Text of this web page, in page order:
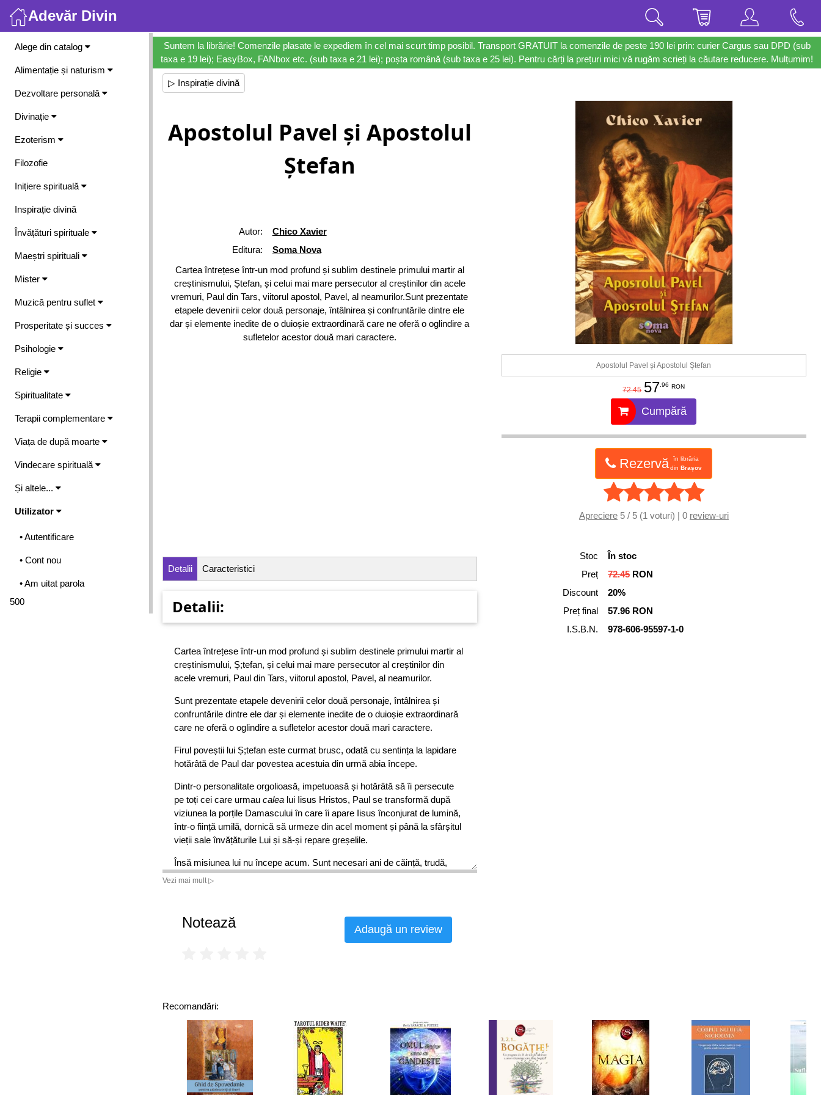
Adevăr Divin
Meniu
Alege din catalog
Alimentație și naturism
Dezvoltare personală
Divinație
Ezoterism
Filozofie
Inițiere spirituală
Inspirație divină
Învățături spirituale
Maeștri spirituali
Mister
Muzică pentru suflet
Prosperitate și succes
Psihologie
Religie
Spiritualitate
Terapii complementare
Viața de după moarte
Vindecare spirituală
Și altele...
Utilizator
• Autentificare
• Cont nou
• Am uitat parola
500
Suntem la librărie! Comenzile plasate le expediem în cel mai scurt timp posibil. Transport GRATUIT la comenzile de peste 190 lei prin: curier Cargus sau DPD (sub
taxa e 19 lei); EasyBox, FANbox etc. (sub taxa e 21 lei); poșta română (sub taxa e 25 lei). Pentru cărți la prețuri mici vă rugăm scrieți la căutare reducere. Mulțumim!
▷ Inspirație divină
Apostolul Pavel și Apostolul
Ștefan
Autor:
Chico Xavier
Editura:
Soma Nova
Cartea întrețese într-un mod profund și sublim destinele primului martir al
creștinismului, Ștefan, și celui mai mare persecutor al creștinilor din acele
vremuri, Paul din Tars, viitorul apostol, Pavel, al neamurilor.Sunt prezentate
etapele devenirii celor două personaje, întâlnirea și confruntările dintre ele
dar și elemente inedite de o duioșie extraordinară care ne oferă o oglindire a
sufletelor acestor două mari caractere.
Apostolul Pavel și Apostolul Ștefan
72.45 57 .96 RON
Cumpără
Rezervă
în librăria
dinBrașov
Apreciere5 / 5 (1 voturi) | 0 review-uri
Detalii Caracteristici
Detalii:
Cartea întrețese într-un mod profund și sublim destinele primului martir al
creștinismului, Ș;tefan, și celui mai mare persecutor al creștinilor din
acele vremuri, Paul din Tars, viitorul apostol, Pavel, al neamurilor.
Sunt prezentate etapele devenirii celor două personaje, întâlnirea și
confruntările dintre ele dar și elemente inedite de o duioșie extraordinară
care ne oferă o oglindire a sufletelor acestor două mari caractere.
Firul poveștii lui Ș;tefan este curmat brusc, odată cu sentința la lapidare
hotărâtă de Paul dar povestea acestuia din urmă abia începe.
Dintr-o personalitate orgolioasă, impetuoasă și hotărâtă să îi persecute
pe toți cei care urmau calea lui Iisus Hristos, Paul se transformă după
viziunea la porțile Damascului în care îi apare Iisus înconjurat de lumină,
într-o ființă umilă, dornică să urmeze din acel moment și până la sfârșitul
vieții sale învățăturile Lui și să-și repare greșelile.
Însă misiunea lui nu începe acum. Sunt necesari ani de căință, trudă,
introspecție, rugăciune, în timp ce își câștigă traiul ca simplu țesător de
învățăturile Evangheliei la cât mai multe ființe, fără a se opri doar la evrei,
la cei care făceau parte din rasa lui, ci propovăduind adevărul lui Iisus la
toate neamurile, chemându-le și îndrumându-le pe toate către iubirea lui
Vezi mai mult ▷
Stoc
În stoc
Preț
72.45RON
Discount
20%
Preț final
57.96 RON
I.S.B.N.
978-606-95597-1-0
Notează Adaugă un review
Recomandări: